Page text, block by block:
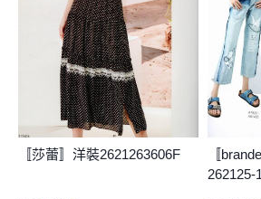
〚莎蕾〛洋裝2621263606F
〚
262125-